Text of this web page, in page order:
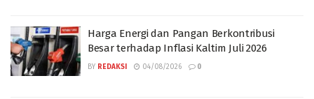
Harga Energi dan Pangan Berkontribusi
Besar terhadap Inflasi Kaltim Juli 2026
BY REDAKSI 04/08/2026 0